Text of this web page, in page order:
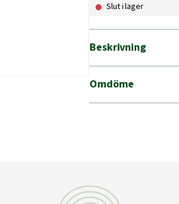
Slut i lager
Beskrivning
Omdöme